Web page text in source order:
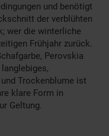
und benötigt
der verblühten
wer die winterliche
Frühjahr zurück.
Perovskia
Trockenblume ist
klare Form in
Geltung.